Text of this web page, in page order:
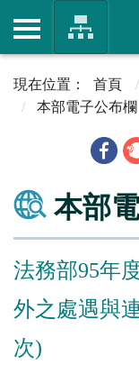
首頁
本部電子公布欄
本部
法務部95年
外之處遇與
次)